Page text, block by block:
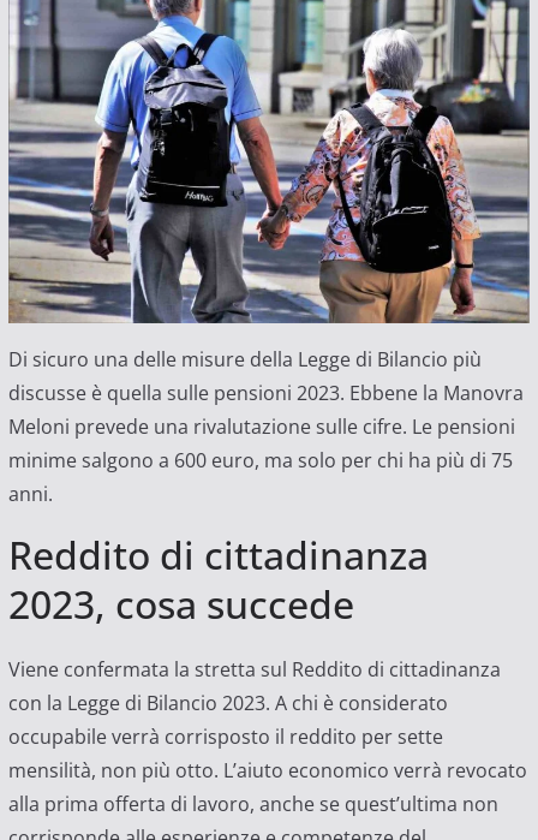
Di sicuro una delle misure della Legge di Bilancio più
discusse è quella sulle pensioni 2023. Ebbene la Manovra
Meloni prevede una rivalutazione sulle cifre. Le pensioni
minime salgono a 600 euro, ma solo per chi ha più di 75
anni.
Reddito di cittadinanza
2023, cosa succede
Viene confermata la stretta sul Reddito di cittadinanza
con la Legge di Bilancio 2023. A chi è considerato
occupabile verrà corrisposto il reddito per sette
mensilità, non più otto. L’aiuto economico verrà revocato
alla prima offerta di lavoro, anche se quest’ultima non